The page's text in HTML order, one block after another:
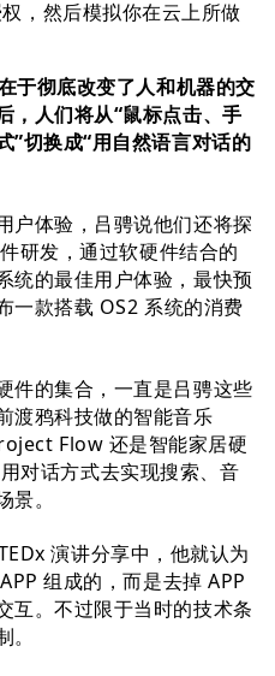
，然后模拟你在云上所做
于彻底改变了人和机器的交
，人们将从“鼠标点击、手
”切换成“用自然语言对话的
户体验，吕骋说他们还将探
研发，通过软硬件结合的
统的最佳用户体验，最快预
一款搭载 OS2 系统的消费
件的集合，一直是吕骋这些
渡鸦科技做的智能音乐
Flow 还是智能家居硬
对话方式去实现搜索、音
。
演讲分享中，他就认为
组成的，而是去掉 APP
互。不过限于当时的技术条